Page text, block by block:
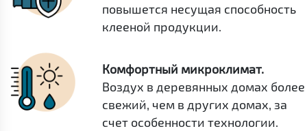
повышется несущая способность
клееной продукции.
Комфортный микроклимат.
Воздух в деревянных домах более
свежий, чем в других домах, за
счет особенности технологии.